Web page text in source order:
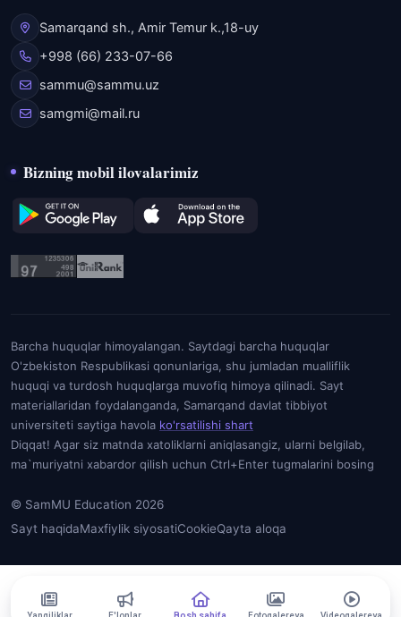
Samarqand sh., Amir Temur k.,18-uy
+998 (66) 233-07-66
sammu@sammu.uz
samgmi@mail.ru
Bizning mobil ilovalarimiz
Barcha huquqlar himoyalangan. Saytdagi barcha huquqlar
O'zbekiston Respublikasi qonunlariga, shu jumladan mualliflik
huquqi va turdosh huquqlarga muvofiq himoya qilinadi. Sayt
materiallaridan foydalanganda, Samarqand davlat tibbiyot
universiteti saytiga havola ko'rsatilishi shart
Diqqat! Agar siz matnda xatoliklarni aniqlasangiz, ularni belgilab,
ma`muriyatni xabardor qilish uchun Ctrl+Enter tugmalarini bosing
© SamMU Education 2026
Sayt haqidaMaxfiylik siyosatiCookieQayta aloqa